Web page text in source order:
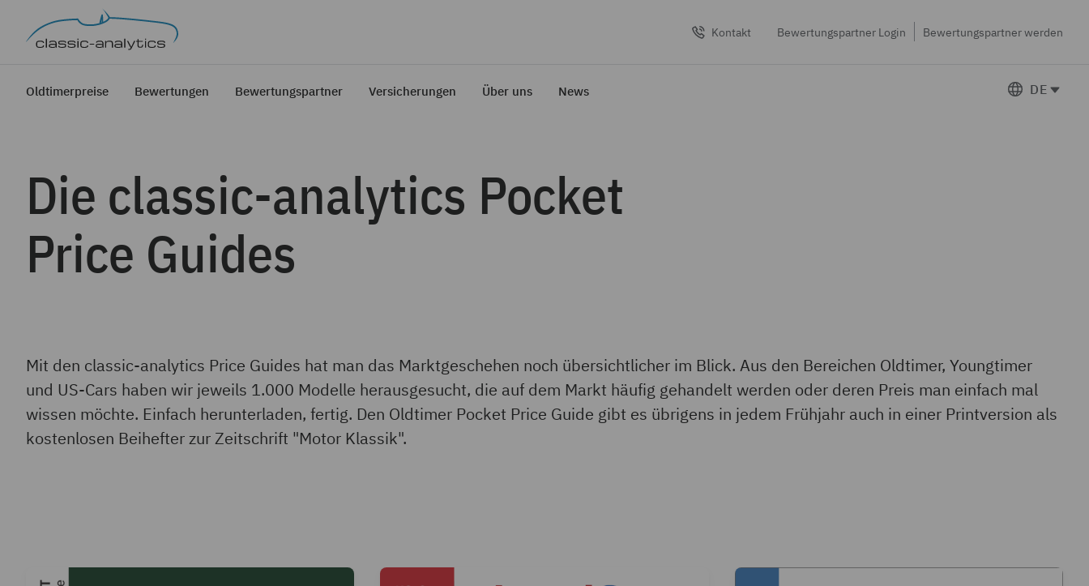
Kontakt Bewertungspartner Login Bewertungspartner werden
Oldtimerpreise Bewertungen Bewertungspartner Versicherungen Über uns News DE
Die classic-analytics Pocket
Price Guides
Mit den classic-analytics Price Guides hat man das Marktgeschehen noch übersichtlicher im Blick. Aus den Bereichen Oldtimer, Youngtimer
und US-Cars haben wir jeweils 1.000 Modelle herausgesucht, die auf dem Markt häufig gehandelt werden oder deren Preis man einfach mal
wissen möchte. Einfach herunterladen, fertig. Den Oldtimer Pocket Price Guide gibt es übrigens in jedem Frühjahr auch in einer Printversion als
kostenlosen Beihefter zur Zeitschrift "Motor Klassik".